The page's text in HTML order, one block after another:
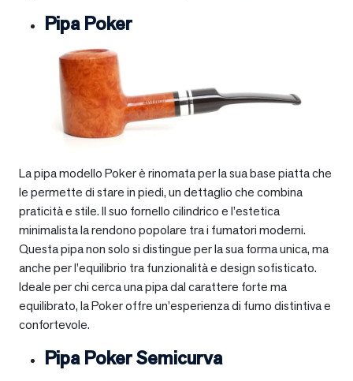
Pipa Poker
La pipa modello Poker è rinomata per la sua base piatta che
le permette di stare in piedi, un dettaglio che combina
praticità e stile. Il suo fornello cilindrico e l’estetica
minimalista la rendono popolare tra i fumatori moderni.
Questa pipa non solo si distingue per la sua forma unica, ma
anche per l’equilibrio tra funzionalità e design sofisticato.
Ideale per chi cerca una pipa dal carattere forte ma
equilibrato, la Poker offre un’esperienza di fumo distintiva e
confortevole.
Pipa Poker Semicurva